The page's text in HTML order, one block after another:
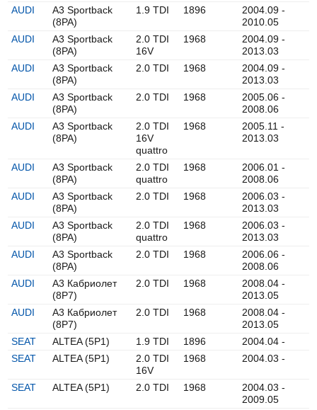
AUDI
A3 Sportback
(8PA)
1.9 TDI 1896
2004.09 -
2010.05
AUDI
A3 Sportback
(8PA)
2.0 TDI
16V
1968
2004.09 -
2013.03
AUDI
A3 Sportback
(8PA)
2.0 TDI 1968
2004.09 -
2013.03
AUDI
A3 Sportback
(8PA)
2.0 TDI 1968
2005.06 -
2008.06
AUDI
A3 Sportback
(8PA)
2.0 TDI
16V
quattro
1968
2005.11 -
2013.03
AUDI
A3 Sportback
(8PA)
2.0 TDI
quattro
1968
2006.01 -
2008.06
AUDI
A3 Sportback
(8PA)
2.0 TDI 1968
2006.03 -
2013.03
AUDI
A3 Sportback
(8PA)
2.0 TDI
quattro
1968
2006.03 -
2013.03
AUDI
A3 Sportback
(8PA)
2.0 TDI 1968
2006.06 -
2008.06
AUDI
A3 Кабриолет
(8P7)
2.0 TDI 1968
2008.04 -
2013.05
AUDI
A3 Кабриолет
(8P7)
2.0 TDI 1968
2008.04 -
2013.05
SEAT
ALTEA (5P1) 1.9 TDI 1896
2004.04 -
SEAT
ALTEA (5P1)
2.0 TDI
16V
1968 2004.03 -
SEAT ALTEA (5P1) 2.0 TDI 1968
2004.03 -
2009.05